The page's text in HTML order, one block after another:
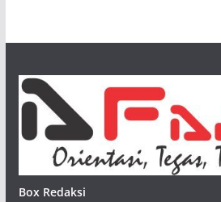
Box Redaksi